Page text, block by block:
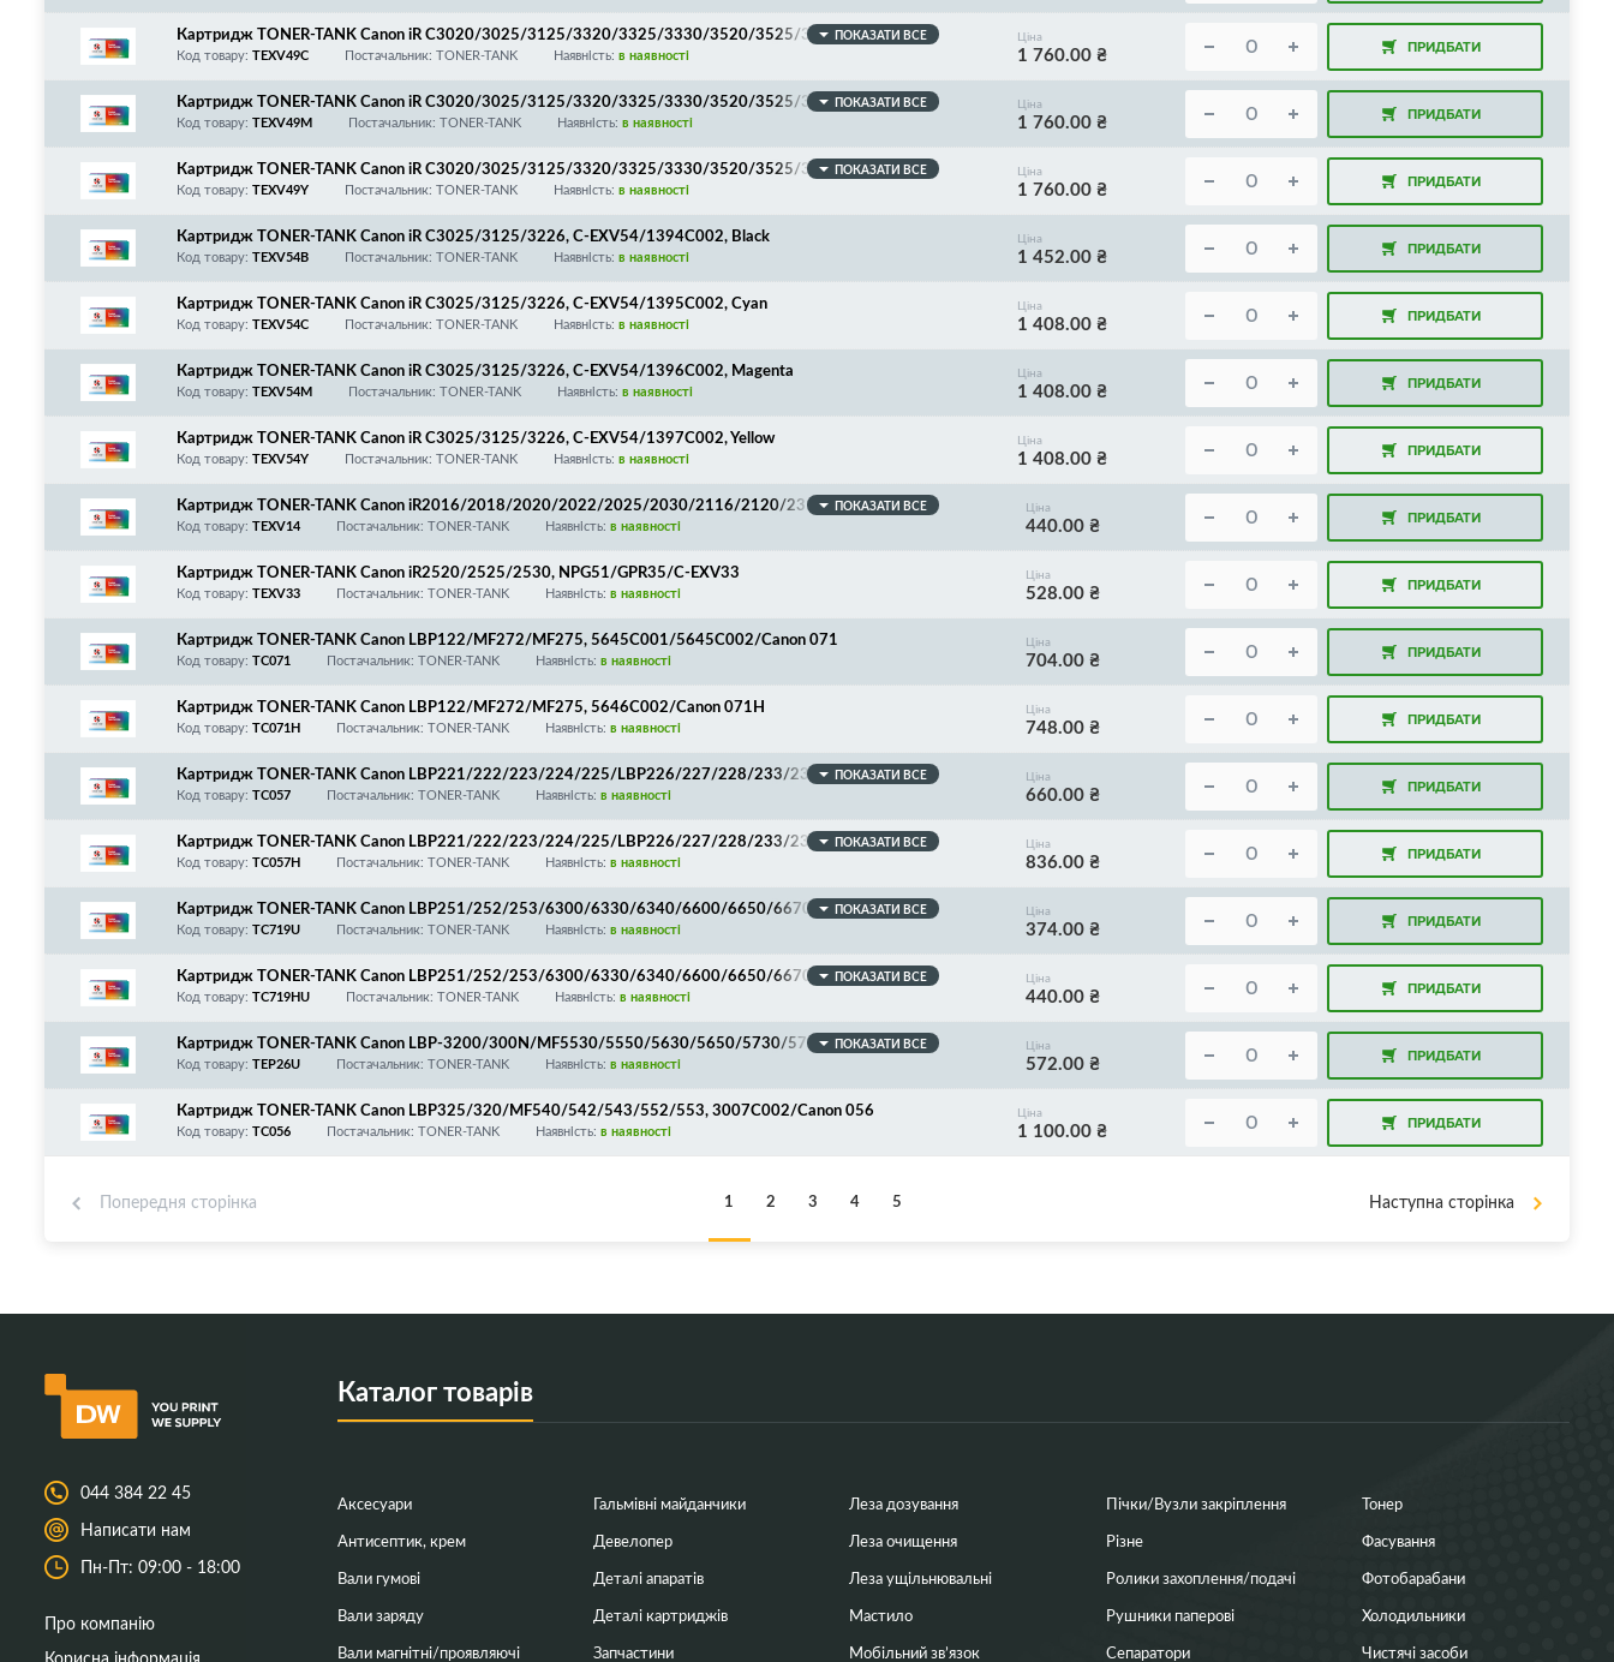
Картридж TONER-TANK Canon iR C3020/3025/3125/3320/3325/3330/3520/3525/3530/3120/3125/
3720/3725/3730/3826, C-EXV49/8525B002, Cyan
ПОКАЗАТИ ВСЕ
Код товару: TEXV49C Постачальник: TONER-TANK Наявність: в наявності
Ціна
1 760.00 ₴ ПРИДБАТИ
Картридж TONER-TANK Canon iR C3020/3025/3125/3320/3325/3330/3520/3525/3530/3120/3125/
3720/3725/3730/3826, C-EXV49/8526B002, Magenta
ПОКАЗАТИ ВСЕ
Код товару: TEXV49M Постачальник: TONER-TANK Наявність: в наявності
Ціна
1 760.00 ₴ ПРИДБАТИ
Картридж TONER-TANK Canon iR C3020/3025/3125/3320/3325/3330/3520/3525/3530/3120/3125/
3720/3725/3730/3826, C-EXV49/8527B002, Yellow
ПОКАЗАТИ ВСЕ
Код товару: TEXV49Y Постачальник: TONER-TANK Наявність: в наявності
Ціна
1 760.00 ₴ ПРИДБАТИ
Картридж TONER-TANK Canon iR C3025/3125/3226, C-EXV54/1394C002, Black
Код товару: TEXV54B Постачальник: TONER-TANK Наявність: в наявності
Ціна
1 452.00 ₴ ПРИДБАТИ
Картридж TONER-TANK Canon iR C3025/3125/3226, C-EXV54/1395C002, Cyan
Код товару: TEXV54C Постачальник: TONER-TANK Наявність: в наявності
Ціна
1 408.00 ₴ ПРИДБАТИ
Картридж TONER-TANK Canon iR C3025/3125/3226, C-EXV54/1396C002, Magenta
Код товару: TEXV54M Постачальник: TONER-TANK Наявність: в наявності
Ціна
1 408.00 ₴ ПРИДБАТИ
Картридж TONER-TANK Canon iR C3025/3125/3226, C-EXV54/1397C002, Yellow
Код товару: TEXV54Y Постачальник: TONER-TANK Наявність: в наявності
Ціна
1 408.00 ₴ ПРИДБАТИ
Картридж TONER-TANK Canon iR2016/2018/2020/2022/2025/2030/2116/2120/2318/2320/2420/2
422/iR2002/2202/2204/2206/2224, NPG28/GPR18/GPR35/C-EXV42/C-EXV14
ПОКАЗАТИ ВСЕ
Код товару: TEXV14 Постачальник: TONER-TANK Наявність: в наявності
Ціна
440.00 ₴ ПРИДБАТИ
Картридж TONER-TANK Canon iR2520/2525/2530, NPG51/GPR35/C-EXV33
Код товару: TEXV33 Постачальник: TONER-TANK Наявність: в наявності
Ціна
528.00 ₴ ПРИДБАТИ
Картридж TONER-TANK Canon LBP122/MF272/MF275, 5645C001/5645C002/Canon 071
Код товару: TC071 Постачальник: TONER-TANK Наявність: в наявності
Ціна
704.00 ₴ ПРИДБАТИ
Картридж TONER-TANK Canon LBP122/MF272/MF275, 5646C002/Canon 071H
Код товару: TC071H Постачальник: TONER-TANK Наявність: в наявності
Ціна
748.00 ₴ ПРИДБАТИ
Картридж TONER-TANK Canon LBP221/222/223/224/225/LBP226/227/228/233/236/MF442/443/4
45/446/447/448/449/453/455, 3009C002/Canon 057
ПОКАЗАТИ ВСЕ
Код товару: TC057 Постачальник: TONER-TANK Наявність: в наявності
Ціна
660.00 ₴ ПРИДБАТИ
Картридж TONER-TANK Canon LBP221/222/223/224/225/LBP226/227/228/233/236/MF442/443/4
45/446/447/448/449/453/455, 3010C002/Canon 057H
ПОКАЗАТИ ВСЕ
Код товару: TC057H Постачальник: TONER-TANK Наявність: в наявності
Ціна
836.00 ₴ ПРИДБАТИ
Картридж TONER-TANK Canon LBP251/252/253/6300/6330/6340/6600/6650/6670/MF411/414/41
6/418/419/MF5850/5880/5950/5960/HP LJ P2035/2030/P2055/2050/M401/M425, Canon 719/CE5
ПОКАЗАТИ ВСЕ
Код товару: TC719U Постачальник: TONER-TANK Наявність: в наявності
Ціна
374.00 ₴ ПРИДБАТИ
Картридж TONER-TANK Canon LBP251/252/253/6300/6330/6340/6600/6650/6670/MF411/414/41
6/418/419/MF5850/5880/5950/5960/HP LJ P2035/2030/P2055/2050/M401/M425, Canon 719H/CE
ПОКАЗАТИ ВСЕ
Код товару: TC719HU Постачальник: TONER-TANK Наявність: в наявності
Ціна
440.00 ₴ ПРИДБАТИ
Картридж TONER-TANK Canon LBP-3200/300N/MF5530/5550/5630/5650/5730/5750/5770/MF311
0/3112/3220/3228/3240, 8489A002/EP-26/EP-27
ПОКАЗАТИ ВСЕ
Код товару: TEP26U Постачальник: TONER-TANK Наявність: в наявності
Ціна
572.00 ₴ ПРИДБАТИ
Картридж TONER-TANK Canon LBP325/320/MF540/542/543/552/553, 3007C002/Canon 056
Код товару: TC056 Постачальник: TONER-TANK Наявність: в наявності
Ціна
1 100.00 ₴ ПРИДБАТИ
Попередня сторінка 1 2 3 4 5 Наступна сторінка
044 384 22 45
Написати нам
Пн-Пт: 09:00 - 18:00
Про компанію
Каталог товарів
Аксесуари
Антисептик, крем
Вали гумові
Вали заряду
Вали магнітні/проявляючі
Гальмівні майданчики
Девелопер
Деталі апаратів
Деталі картриджів
Запчастини
Леза дозування
Леза очищення
Леза ущільнювальні
Мастило
Мобільний зв’язок
Пічки/Вузли закріплення
Різне
Ролики захоплення/подачі
Рушники паперові
Сепаратори
Тонер
Фасування
Фотобарабани
Холодильники
Чистячі засоби